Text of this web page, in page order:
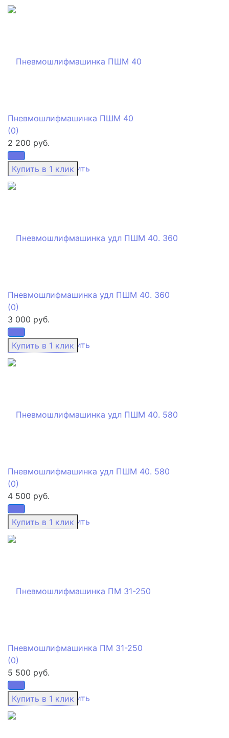
избранное сравнить
Пневмошлифмашинка ПШМ 40
(0)
2 200 руб.
избранное сравнить
Пневмошлифмашинка удл ПШМ 40. 360
(0)
3 000 руб.
избранное сравнить
Пневмошлифмашинка удл ПШМ 40. 580
(0)
4 500 руб.
избранное сравнить
Пневмошлифмашинка ПМ 31-250
(0)
5 500 руб.